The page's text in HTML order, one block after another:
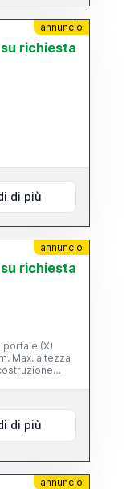
annuncio
richiesta
di più
annuncio
richiesta
portale (X)
Max. altezza
di più
annuncio